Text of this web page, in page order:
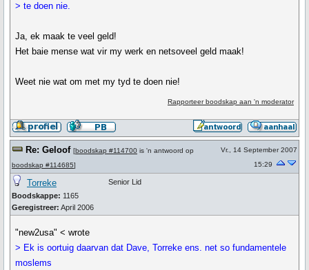
> te doen nie.
Ja, ek maak te veel geld!
Het baie mense wat vir my werk en netsoveel geld maak!
Weet nie wat om met my tyd te doen nie!
Rapporteer boodskap aan 'n moderator
Re: Geloof [boodskap #114700 is 'n antwoord op
boodskap #114685]
Vr., 14 September 2007
15:29
Torreke
Boodskappe: 1165
Geregistreer: April 2006
Senior Lid
"new2usa" < wrote
> Ek is oortuig daarvan dat Dave, Torreke ens. net so fundamentele
moslems